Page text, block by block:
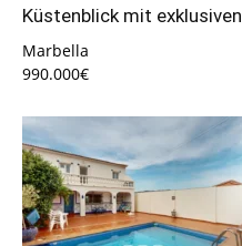
Küstenblick mit
Marbella
990.000€